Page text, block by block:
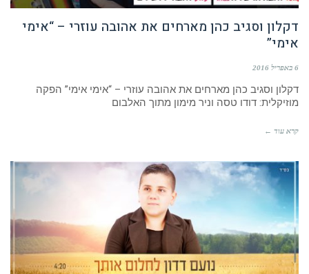
דקלון וסגיב כהן מארחים את אהובה עוזרי – “אימי
אימי”
6 באפריל 2016
דקלון וסגיב כהן מארחים את אהובה עוזרי – “אימי אימי” הפקה
מוזיקלית: דודו טסה וניר מימון מתוך האלבום
קרא עוד ←